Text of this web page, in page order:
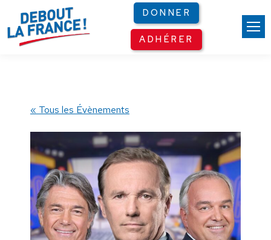
DONNER
ADHÉRER
« Tous les Évènements
Panneau de gestion des cookies